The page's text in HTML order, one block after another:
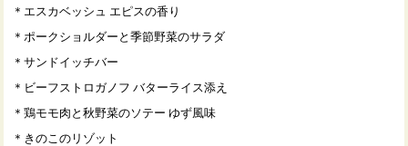
＊エスカベッシュ エピスの香り
＊ポークショルダーと季節野菜のサラダ
＊サンドイッチバー
＊ビーフストロガノフ バターライス添え
＊鶏モモ肉と秋野菜のソテー ゆず風味
＊きのこのリゾット